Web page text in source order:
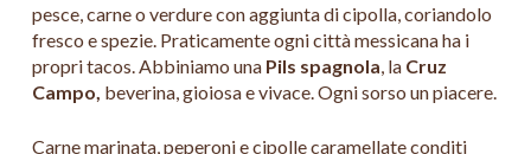
pesce, carne o verdure con aggiunta di cipolla, coriandolo
fresco e spezie. Praticamente ogni città messicana ha i
propri tacos. Abbiniamo una Pils spagnola, la Cruz
Campo, beverina, gioiosa e vivace. Ogni sorso un piacere.
Carne marinata, peperoni e cipolle caramellate conditi